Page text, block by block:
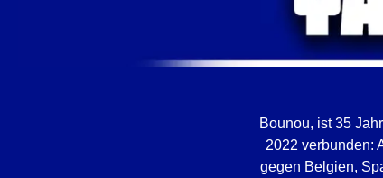
Bounou, ist 35
2022 verbunden:
gegen Belgien,